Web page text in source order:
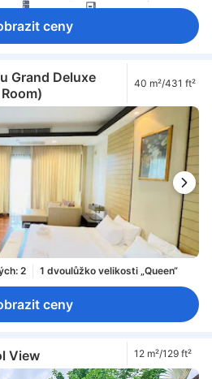
mikrovlnná trouba
oddělená jídelní část
ceny
Grand Deluxe
40 m²/431 ft²
2 1 dvoulůžko velikosti „Queen“
ceny
View 12 m²/129 ft²